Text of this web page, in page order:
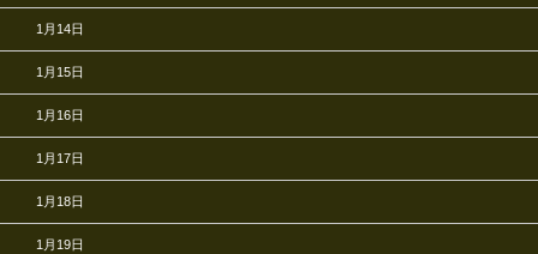
1月14日
1月15日
1月16日
1月17日
1月18日
1月19日